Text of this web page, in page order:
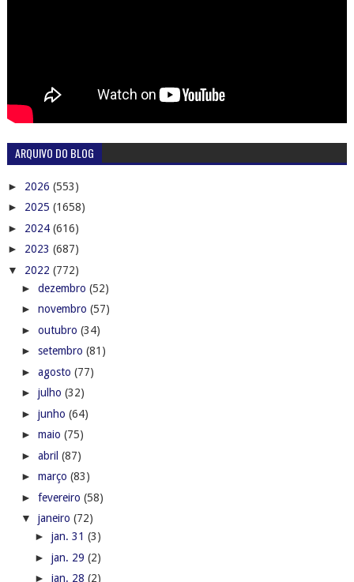
ARQUIVO DO BLOG
► 2026 (553)
► 2025 (1658)
► 2024 (616)
► 2023 (687)
▼ 2022 (772)
► dezembro (52)
► novembro (57)
► outubro (34)
► setembro (81)
► agosto (77)
► julho (32)
► junho (64)
► maio (75)
► abril (87)
► março (83)
► fevereiro (58)
▼ janeiro (72)
► jan. 31 (3)
► jan. 29 (2)
► jan. 28 (2)